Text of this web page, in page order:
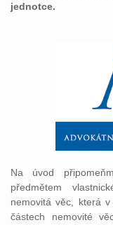
jednotce.
Na úvod
předmětem
nemovitá věc, která
částech nemovité